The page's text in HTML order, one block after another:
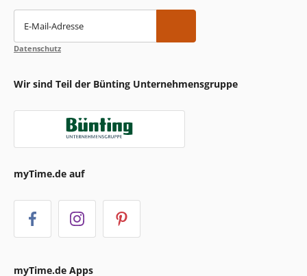
E-Mail-Adresse
Datenschutz
Wir sind Teil der Bünting Unternehmensgruppe
myTime.de auf
myTime.de Apps